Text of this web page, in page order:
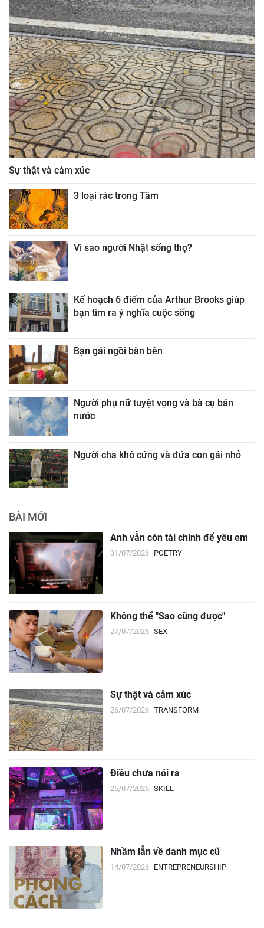
Sự thật và cảm xúc
3 loại rác trong Tâm
Vì sao người Nhật sống thọ?
Kế hoạch 6 điểm của Arthur Brooks giúp
bạn tìm ra ý nghĩa cuộc sống
Bạn gái ngồi bàn bên
Người phụ nữ tuyệt vọng và bà cụ bán
nước
Người cha khô cứng và đứa con gái nhỏ
BÀI MỚI
Anh vẫn còn tài chính để yêu em
31/07/2026 POETRY
Không thể "Sao cũng được"
27/07/2026 SEX
Sự thật và cảm xúc
26/07/2026 TRANSFORM
Điều chưa nói ra
25/07/2026 SKILL
Nhầm lẫn về danh mục cũ
14/07/2026 ENTREPRENEURSHIP